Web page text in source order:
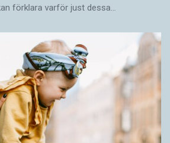
förklara varför just dessa…